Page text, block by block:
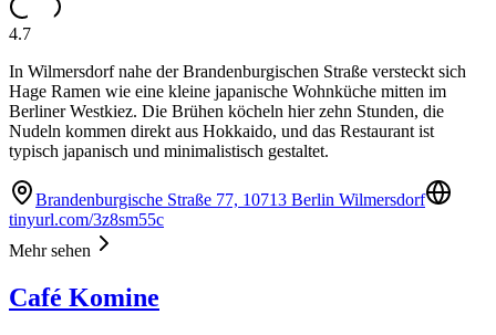
4.7
In Wilmersdorf nahe der Brandenburgischen Straße versteckt sich
Hage Ramen wie eine kleine japanische Wohnküche mitten im
Berliner Westkiez. Die Brühen köcheln hier zehn Stunden, die
Nudeln kommen direkt aus Hokkaido, und das Restaurant ist
typisch japanisch und minimalistisch gestaltet.
Brandenburgische Straße 77, 10713 Berlin Wilmersdorf
tinyurl.com/3z8sm55c
Mehr sehen
Café Komine